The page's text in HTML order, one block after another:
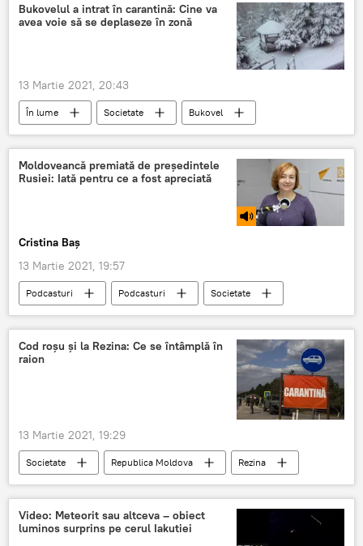
Bukovelul a intrat în carantină: Cine va
avea voie să se deplaseze în zonă
13 Martie 2021, 20:43
În lume Societate
Bukovel
stațiune
schi carantină
Moldoveancă premiată de președintele
Rusiei: Iată pentru ce a fost apreciată
Cristina Baș
13 Martie 2021, 19:57
Podcasturi Podcasturi Societate
Cod roșu și la Rezina: Ce se întâmplă în
raion
13 Martie 2021, 19:29
Societate Republica Moldova
Rezina
Cod Roșu
coronavirus restricții
Video: Meteorit sau altceva – obiect
luminos surprins pe cerul Iakutiei